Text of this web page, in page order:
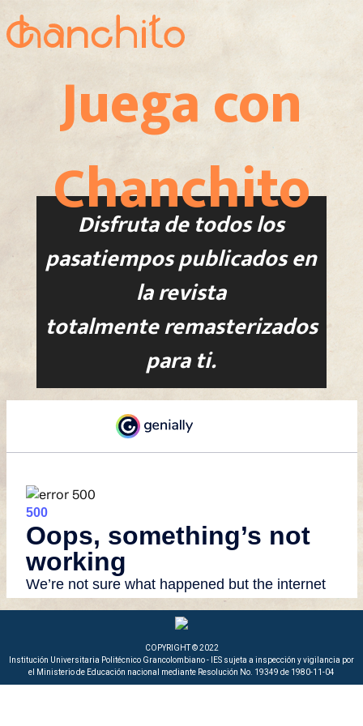
Juega con
Chanchito
Disfruta de todos los
pasatiempos publicados en
la revista
totalmente remasterizados
para ti.
COPYRIGHT © 2022
Institución Universitaria Politécnico Grancolombiano - IES sujeta a inspección y vigilancia por
el Ministerio de Educación nacional mediante Resolución No. 19349 de 1980-11-04